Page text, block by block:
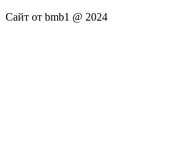
Сайт от bmb1 @ 2024